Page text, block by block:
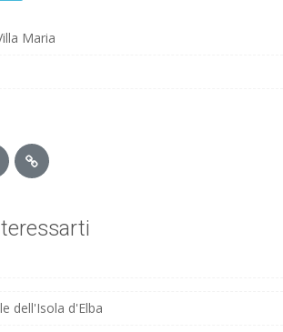
Maria
dell'Isola d'Elba